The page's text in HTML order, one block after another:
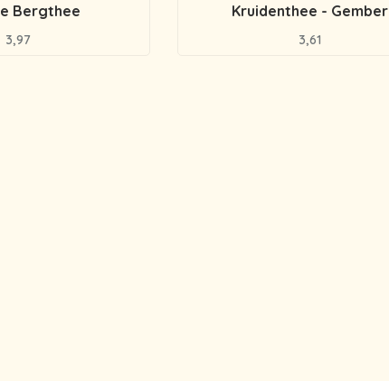
Bergthee
3,97
Kruidenthee - Gember
3,61